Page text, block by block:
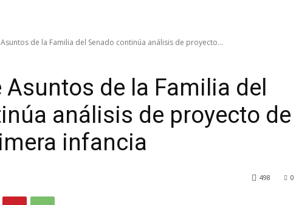
de la Familia del Senado continúa análisis de proyecto...
de la Familia del
análisis de proyecto de
infancia
0
498